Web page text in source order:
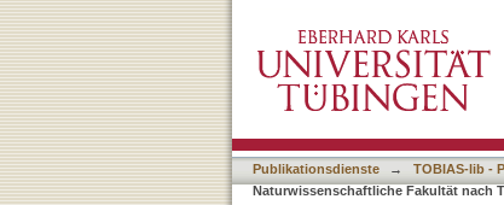
Publikationsdienste → TOBIAS-lib -
Naturwissenschaftliche Fakultät nach